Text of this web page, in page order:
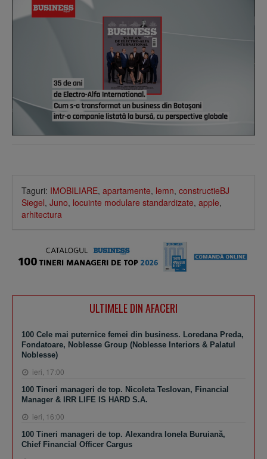
Taguri: IMOBILIARE, apartamente, lemn, constructieBJ
Siegel, Juno, locuinte modulare standardizate, apple,
arhitectura
ULTIMELE DIN AFACERI
100 Cele mai puternice femei din business. Loredana Preda,
Fondatoare, Noblesse Group (Noblesse Interiors & Palatul
Noblesse)
ieri, 17:00
100 Tineri manageri de top. Nicoleta Teslovan, Financial
Manager & IRR LIFE IS HARD S.A.
ieri, 16:00
100 Tineri manageri de top. Alexandra Ionela Buruiană,
Chief Financial Officer Cargus